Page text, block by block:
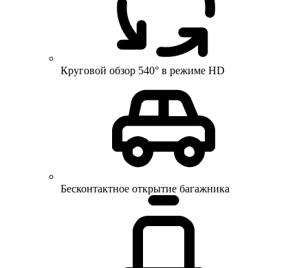
Круговой обзор 540° в режиме HD
Бесконтактное открытие багажника